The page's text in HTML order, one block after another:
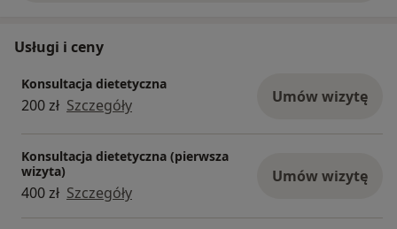
Usługi i ceny
Konsultacja dietetyczna
200 zł Szczegóły Umów wizytę
Konsultacja dietetyczna (pierwsza
wizyta)
400 zł Szczegóły
Umów wizytę